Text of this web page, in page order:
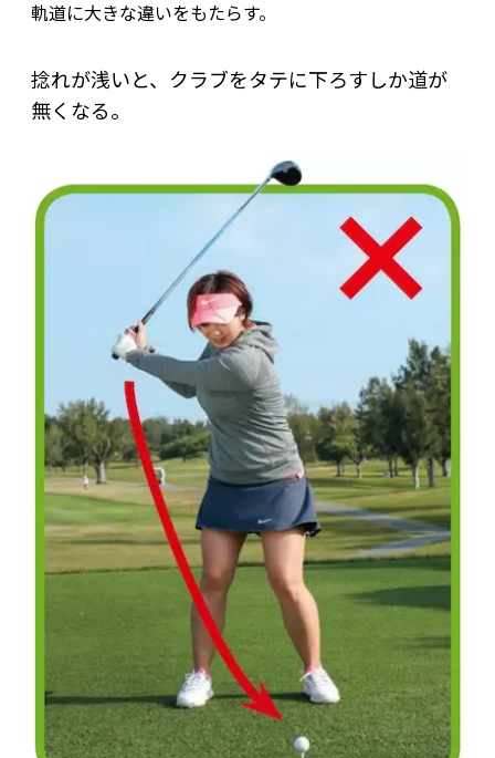
軌道に大きな違いをもたらす。
捻れが浅いと、クラブをタテに下ろすしか道が
無くなる。